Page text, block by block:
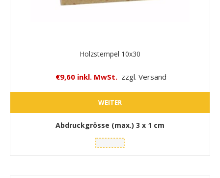
Holzstempel 10x30
€9,60 inkl. MwSt. zzgl. Versand
WEITER
Abdruckgrösse (max.) 3 x 1 cm